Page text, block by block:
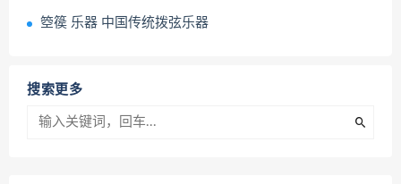
箜篌 乐器 中国传统拨弦乐器
搜索更多